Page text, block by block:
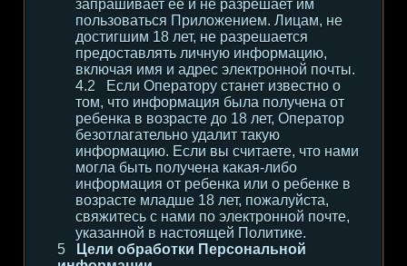
запрашивает ее и не разрешает им
пользоваться Приложением. Лицам, не
достигшим 18 лет, не разрешается
предоставлять личную информацию,
включая имя и адрес электронной почты.
Если Оператору станет известно о
том, что информация была получена от
ребенка в возрасте до 18 лет, Оператор
безотлагательно удалит такую
информацию. Если вы считаете, что нами
могла быть получена какая-либо
информация от ребенка или о ребенке в
возрасте младше 18 лет, пожалуйста,
свяжитесь с нами по электронной почте,
указанной в настоящей Политике.
Цели обработки Персональной